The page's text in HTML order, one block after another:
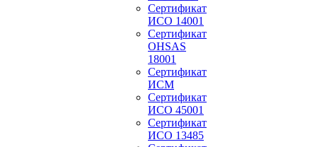
Сертификат
ИСО 14001
Сертификат
OHSAS
18001
Сертификат
ИСМ
Сертификат
ИСО 45001
Сертификат
ИСО 13485